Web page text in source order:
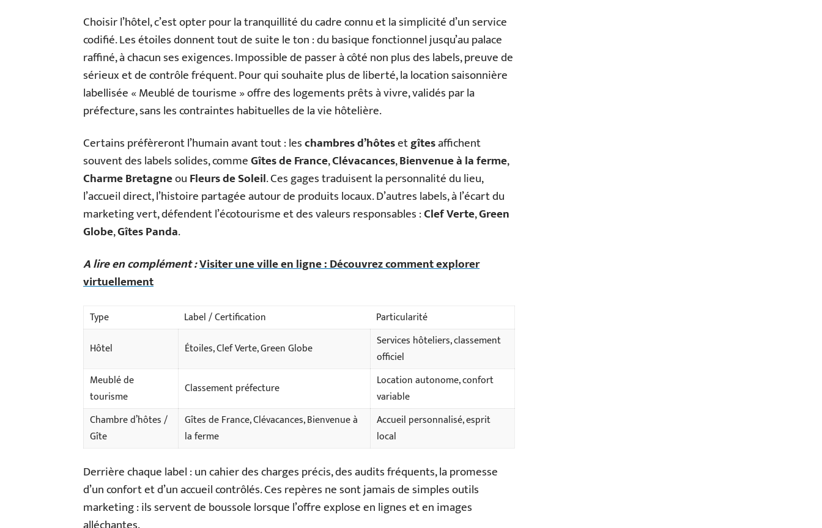
Choisir l’hôtel, c’est opter pour la tranquillité du cadre connu et la simplicité d’un service
codifié. Les étoiles donnent tout de suite le ton : du basique fonctionnel jusqu’au palace
raffiné, à chacun ses exigences. Impossible de passer à côté non plus des labels, preuve de
sérieux et de contrôle fréquent. Pour qui souhaite plus de liberté, la location saisonnière
labellisée « Meublé de tourisme » offre des logements prêts à vivre, validés par la
préfecture, sans les contraintes habituelles de la vie hôtelière.
Certains préfèreront l’humain avant tout : leschambres d’hôtesetgîtesaffichent
souvent des labels solides, commeGîtes de France,Clévacances,Bienvenue à la ferme,
Charme BretagneouFleurs de Soleil. Ces gages traduisent la personnalité du lieu,
l’accueil direct, l’histoire partagée autour de produits locaux. D’autres labels, à l’écart du
marketing vert, défendent l’écotourisme et des valeurs responsables :Clef Verte,Green
Globe,Gîtes Panda.
A lire en complément :Visiter une ville en ligne : Découvrez comment explorer
virtuellement
Type Label / Certification
Particularité
Hôtel
Étoiles, Clef Verte, Green Globe
Services hôteliers, classement
officiel
Meublé de
tourisme
Classement préfecture
Location autonome, confort
variable
Chambre d’hôtes /
Gîte
Gîtes de France, Clévacances, Bienvenue à
la ferme
Accueil personnalisé, esprit
local
Derrière chaque label : un cahier des charges précis, des audits fréquents, la promesse
d’un confort et d’un accueil contrôlés. Ces repères ne sont jamais de simples outils
marketing : ils servent de boussole lorsque l’offre explose en lignes et en images